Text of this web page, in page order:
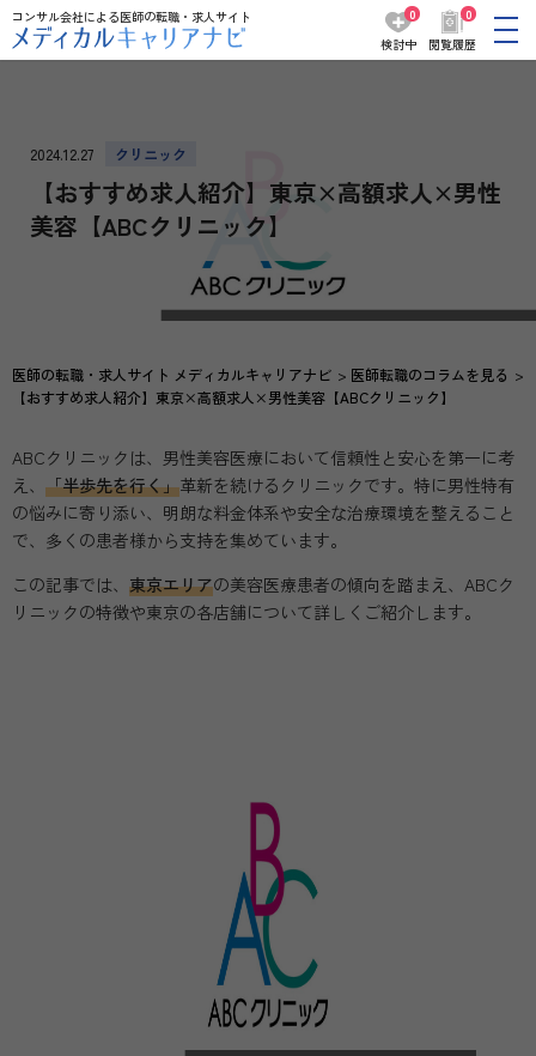
コンサル会社による医師の転職・求人サイト
0
検討中
0
閲覧履歴
2024.12.27 クリニック
【おすすめ求人紹介】東京×高額求人×男性
美容【ABCクリニック】
医師の転職・求人サイト メディカルキャリアナビ
医師転職のコラムを見る
【おすすめ求人紹介】東京×高額求人×男性美容【ABCクリニック】
ABCクリニックは、男性美容医療において信頼性と安心を第一に考
え、 「半歩先を行く」革新を続けるクリニックです。特に男性特有
の悩みに寄り添い、明朗な料金体系や安全な治療環境を整えること
で、多くの患者様から支持を集めています。
この記事では、 東京エリアの美容医療患者の傾向を踏まえ、ABCク
リニックの特徴や東京の各店舗について詳しくご紹介します。